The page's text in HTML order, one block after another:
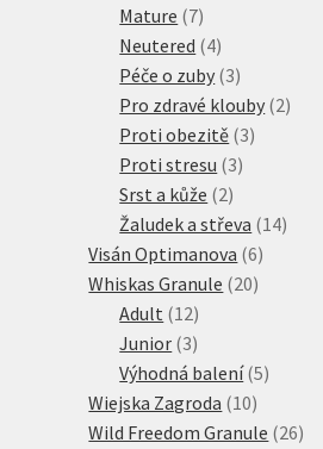
Mature 77
produktů
Neutered 44
produkty
Péče o zuby 33
produkty
Pro zdravé klouby 22
Proti obezitě 33
Proti stresu 33
Srst a kůže 22
produkty
Žaludek a střeva 1414
Visán Optimanova 66
produktů
Whiskas Granule 2020
Adult 1212
produktů
Junior 33
produkty
Výhodná balení 55
Wiejska Zagroda 1010
produktů
Wild Freedom Granule 2626